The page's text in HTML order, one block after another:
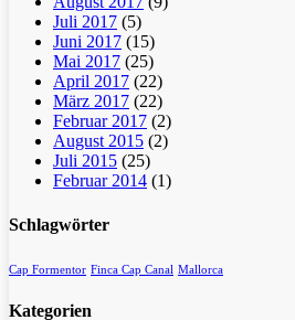
Juli 2017 (5)
Juni 2017 (15)
Mai 2017 (25)
April 2017 (22)
März 2017 (22)
Februar 2017 (2)
August 2015 (2)
Juli 2015 (25)
Februar 2014 (1)
Schlagwörter
Cap Formentor Finca Cap Canal Mallorca
Kategorien